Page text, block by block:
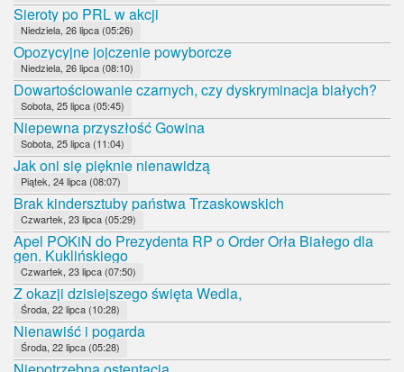
Sieroty po PRL w akcji
Niedziela, 26 lipca (05:26)
Opozycyjne jojczenie powyborcze
Niedziela, 26 lipca (08:10)
Dowartościowanie czarnych, czy dyskryminacja białych?
Sobota, 25 lipca (05:45)
Niepewna przyszłość Gowina
Sobota, 25 lipca (11:04)
Jak oni się pięknie nienawidzą
Piątek, 24 lipca (08:07)
Brak kindersztuby państwa Trzaskowskich
Czwartek, 23 lipca (05:29)
Apel POKiN do Prezydenta RP o Order Orła Białego dla
gen. Kuklińskiego
Czwartek, 23 lipca (07:50)
Z okazji dzisiejszego święta Wedla,
Środa, 22 lipca (10:28)
Nienawiść i pogarda
Środa, 22 lipca (05:28)